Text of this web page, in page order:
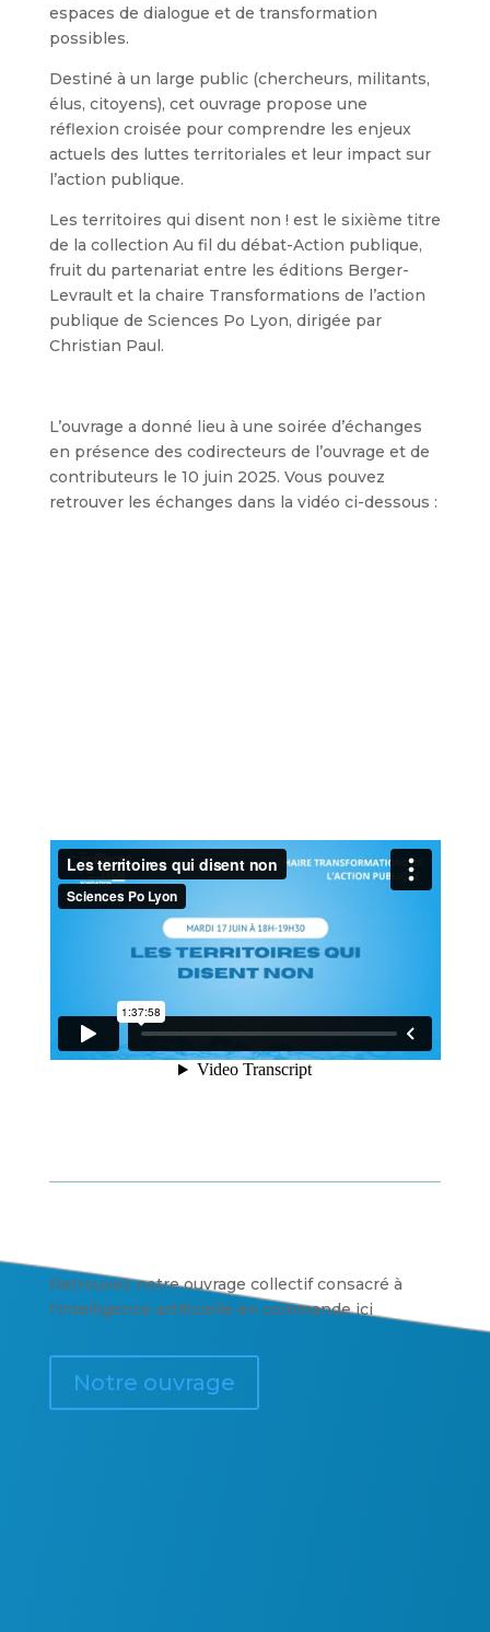
espaces de dialogue et de transformation
possibles.
Destiné à un large public (chercheurs, militants,
élus, citoyens), cet ouvrage propose une
réflexion croisée pour comprendre les enjeux
actuels des luttes territoriales et leur impact sur
l’action publique.
Les territoires qui disent non ! est le sixième titre
de la collection Au fil du débat-Action publique,
fruit du partenariat entre les éditions Berger-
Levrault et la chaire Transformations de l’action
publique de Sciences Po Lyon, dirigée par
Christian Paul.
L’ouvrage a donné lieu à une soirée d’échanges
en présence des codirecteurs de l’ouvrage et de
contributeurs le 10 juin 2025. Vous pouvez
retrouver les échanges dans la vidéo ci-dessous :
Retrouvez notre ouvrage collectif consacré à
l'intelligence artificielle en commande ici
Notre ouvrage